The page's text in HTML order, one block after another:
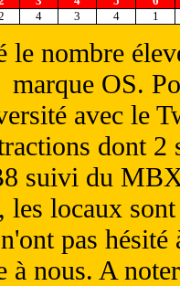
4 3 4 1
le nombre
marque OS.
avec le
dont 2
suivi du
les locaux
n'ont pas
à nous. A